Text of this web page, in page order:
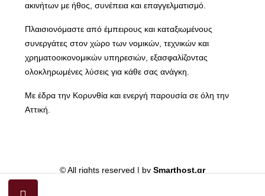
ακινήτων με ήθος, συνέπεια και επαγγελματισμό.
Πλαισιονόμαστε από έμπειρους και καταξιωμένους
συνεργάτες στον χώρο των νομικών, τεχνικών και
χρηματοοικονομικών υπηρεσιών, εξασφαλίζοντας
ολοκληρωμένες λύσεις για κάθε σας ανάγκη.
Με έδρα την Κορυνθία και ενεργή παρουσία σε όλη την
Αττική.
© All rights reserved | by Smarthost.gr